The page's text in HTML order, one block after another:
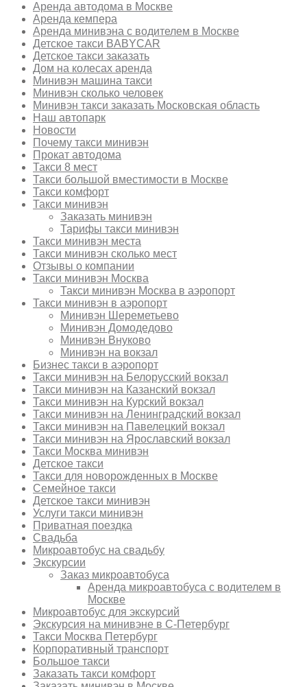
Аренда автодома в Москве
Аренда кемпера
Аренда минивэна с водителем в Москве
Детское такси BABYCAR
Детское такси заказать
Дом на колесах аренда
Минивэн машина такси
Минивэн сколько человек
Минивэн такси заказать Московская область
Наш автопарк
Новости
Почему такси минивэн
Прокат автодома
Такси 8 мест
Такси большой вместимости в Москве
Такси комфорт
Такси минивэн
Заказать минивэн
Тарифы такси минивэн
Такси минивэн места
Такси минивэн сколько мест
Отзывы о компании
Такси минивэн Москва
Такси минивэн Москва в аэропорт
Такси минивэн в аэропорт
Минивэн Шереметьево
Минивэн Домодедово
Минивэн Внуково
Минивэн на вокзал
Бизнес такси в аэропорт
Такси минивэн на Белорусский вокзал
Такси минивэн на Казанский вокзал
Такси минивэн на Курский вокзал
Такси минивэн на Ленинградский вокзал
Такси минивэн на Павелецкий вокзал
Такси минивэн на Ярославский вокзал
Такси Москва минивэн
Детское такси
Такси для новорожденных в Москве
Семейное такси
Детское такси минивэн
Услуги такси минивэн
Приватная поездка
Свадьба
Микроавтобус на свадьбу
Экскурсии
Заказ микроавтобуса
Аренда микроавтобуса с водителем в
Москве
Микроавтобус для экскурсий
Экскурсия на минивэне в С-Петербург
Такси Москва Петербург
Корпоративный транспорт
Большое такси
Заказать такси комфорт